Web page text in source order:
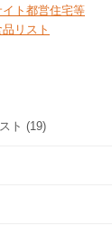
ト都営住宅等
リスト
ト (19)